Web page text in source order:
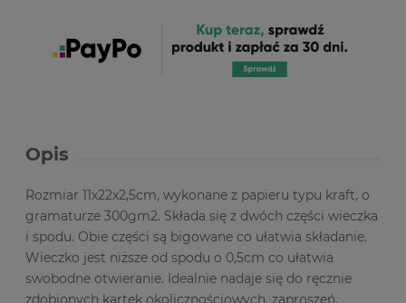
Opis
Rozmiar 11x22x2,5cm, wykonane z papieru typu kraft, o
gramaturze 300gm2. Składa się z dwóch części wieczka
i spodu. Obie części są bigowane co ułatwia składanie.
Wieczko jest niższe od spodu o 0,5cm co ułatwia
swobodne otwieranie. Idealnie nadaje się do ręcznie
zdobionych kartek okolicznościowych, zaproszeń,